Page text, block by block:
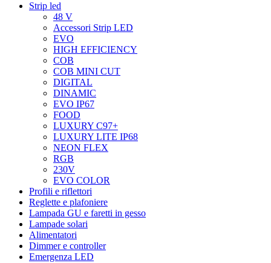
Strip led
48 V
Accessori Strip LED
EVO
HIGH EFFICIENCY
COB
COB MINI CUT
DIGITAL
DINAMIC
EVO IP67
FOOD
LUXURY C97+
LUXURY LITE IP68
NEON FLEX
RGB
230V
EVO COLOR
Profili e riflettori
Reglette e plafoniere
Lampada GU e faretti in gesso
Lampade solari
Alimentatori
Dimmer e controller
Emergenza LED